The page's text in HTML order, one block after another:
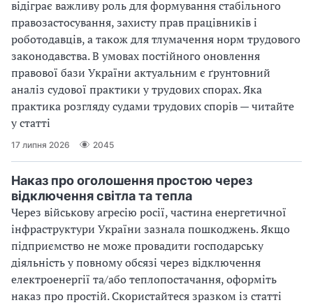
відіграє важливу роль для формування стабільного
правозастосування, захисту прав працівників і
роботодавців, а також для тлумачення норм трудового
законодавства. В умовах постійного оновлення
правової бази України актуальним є ґрунтовний
аналіз судової практики у трудових спорах. Яка
практика розгляду судами трудових спорів — читайте
у статті
17 липня 2026 2045
Наказ про оголошення простою через
відключення світла та тепла
Через військову агресію росії, частина енергетичної
інфраструктури України зазнала пошкоджень. Якщо
підприємство не може провадити господарську
діяльність у повному обсязі через відключення
електроенергії та/або теплопостачання, оформіть
наказ про простій. Скористайтеся зразком із статті